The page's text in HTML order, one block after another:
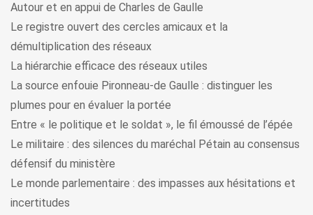
Autour et en appui de Charles de Gaulle
Le registre ouvert des cercles amicaux et la
démultiplication des réseaux
La hiérarchie efficace des réseaux utiles
La source enfouie Pironneau-de Gaulle : distinguer les
plumes pour en évaluer la portée
Entre « le politique et le soldat », le fil émoussé de l’épée
Le militaire : des silences du maréchal Pétain au consensus
défensif du ministère
Le monde parlementaire : des impasses aux hésitations et
incertitudes